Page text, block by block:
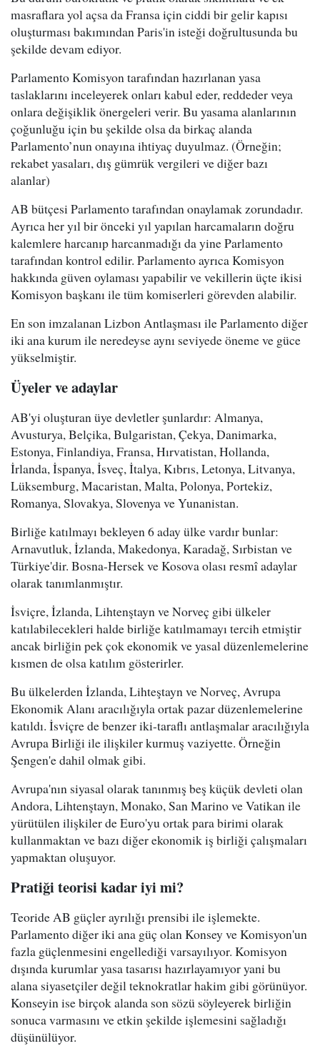
masraflara yol açsa da Fransa için ciddi bir gelir kapısı
oluşturması bakımından Paris'in isteği doğrultusunda bu
şekilde devam ediyor.
Parlamento Komisyon tarafından hazırlanan yasa
taslaklarını inceleyerek onları kabul eder, reddeder veya
onlara değişiklik önergeleri verir. Bu yasama alanlarının
çoğunluğu için bu şekilde olsa da birkaç alanda
Parlamento’nun onayına ihtiyaç duyulmaz. (Örneğin;
rekabet yasaları, dış gümrük vergileri ve diğer bazı
alanlar)
AB bütçesi Parlamento tarafından onaylamak zorundadır.
Ayrıca her yıl bir önceki yıl yapılan harcamaların doğru
kalemlere harcanıp harcanmadığı da yine Parlamento
tarafından kontrol edilir. Parlamento ayrıca Komisyon
hakkında güven oylaması yapabilir ve vekillerin üçte ikisi
Komisyon başkanı ile tüm komiserleri görevden alabilir.
En son imzalanan Lizbon Antlaşması ile Parlamento diğer
iki ana kurum ile neredeyse aynı seviyede öneme ve güce
yükselmiştir.
Üyeler ve adaylar
AB'yi oluşturan üye devletler şunlardır: Almanya,
Avusturya, Belçika, Bulgaristan, Çekya, Danimarka,
Estonya, Finlandiya, Fransa, Hırvatistan, Hollanda,
İrlanda, İspanya, İsveç, İtalya, Kıbrıs, Letonya, Litvanya,
Lüksemburg, Macaristan, Malta, Polonya, Portekiz,
Romanya, Slovakya, Slovenya ve Yunanistan.
Birliğe katılmayı bekleyen 6 aday ülke vardır bunlar:
Arnavutluk, İzlanda, Makedonya, Karadağ, Sırbistan ve
Türkiye'dir. Bosna-Hersek ve Kosova olası resmî adaylar
olarak tanımlanmıştır.
İsviçre, İzlanda, Lihtenştayn ve Norveç gibi ülkeler
katılabilecekleri halde birliğe katılmamayı tercih etmiştir
ancak birliğin pek çok ekonomik ve yasal düzenlemelerine
kısmen de olsa katılım gösterirler.
Bu ülkelerden İzlanda, Lihteştayn ve Norveç, Avrupa
Ekonomik Alanı aracılığıyla ortak pazar düzenlemelerine
katıldı. İsviçre de benzer iki-taraflı antlaşmalar aracılığıyla
Avrupa Birliği ile ilişkiler kurmuş vaziyette. Örneğin
Şengen'e dahil olmak gibi.
Avrupa'nın siyasal olarak tanınmış beş küçük devleti olan
Andora, Lihtenştayn, Monako, San Marino ve Vatikan ile
yürütülen ilişkiler de Euro'yu ortak para birimi olarak
kullanmaktan ve bazı diğer ekonomik iş birliği çalışmaları
yapmaktan oluşuyor.
Pratiği teorisi kadar iyi mi?
Teoride AB güçler ayrılığı prensibi ile işlemekte.
Parlamento diğer iki ana güç olan Konsey ve Komisyon'un
fazla güçlenmesini engellediği varsayılıyor. Komisyon
dışında kurumlar yasa tasarısı hazırlayamıyor yani bu
alana siyasetçiler değil teknokratlar hakim gibi görünüyor.
Konseyin ise birçok alanda son sözü söyleyerek birliğin
sonuca varmasını ve etkin şekilde işlemesini sağladığı
düşünülüyor.